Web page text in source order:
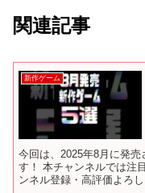
関連記事
新作ゲーム
今回は、2025年8月に発
す！ 本チャンネルでは注
ンネル登録・高評価よろ